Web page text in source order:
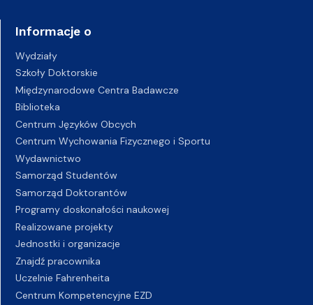
Informacje o
Wydziały
Szkoły Doktorskie
Międzynarodowe Centra Badawcze
Biblioteka
Centrum Języków Obcych
Centrum Wychowania Fizycznego i Sportu
Wydawnictwo
Samorząd Studentów
Samorząd Doktorantów
Programy doskonałości naukowej
Realizowane projekty
Jednostki i organizacje
Znajdź pracownika
Uczelnie Fahrenheita
Centrum Kompetencyjne EZD